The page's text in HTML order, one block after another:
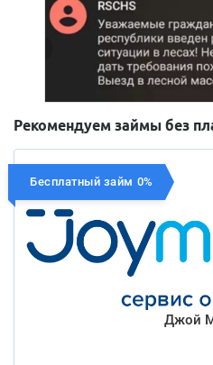
Рекомендуем займы без
Бесплатный займ 0%
Джой